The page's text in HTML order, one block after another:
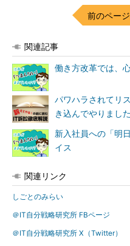
前のペー
関連記事
働き方改革では、
パワハラされてリ
き込んでやりました
新入社員への「明
イス
関連リンク
しごとのみらい
＠IT自分戦略研究所 FBページ
＠IT自分戦略研究所 X（Twitter）